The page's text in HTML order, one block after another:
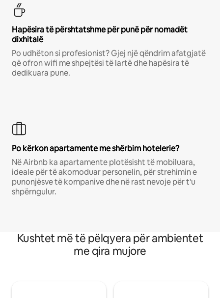
Hapësira të përshtatshme për punë për nomadët
dixhitalë
Po udhëton si profesionist? Gjej një qëndrim afatgjatë
që ofron wifi me shpejtësi të lartë dhe hapësira të
dedikuara pune.
Po kërkon apartamente me shërbim hotelerie?
Në Airbnb ka apartamente plotësisht të mobiluara,
ideale për të akomoduar personelin, për strehimin e
punonjësve të kompanive dhe në rast nevoje për t'u
shpërngulur.
Kushtet më të pëlqyera për ambientet
me qira mujore